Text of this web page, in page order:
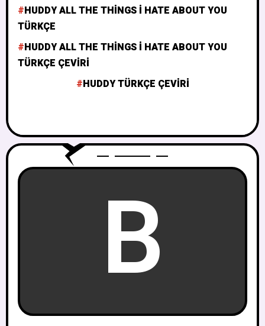
HUDDY ALL THE THINGS I HATE ABOUT YOU
TÜRKÇE
HUDDY ALL THE THINGS I HATE ABOUT YOU
TÜRKÇE ÇEVIRI
HUDDY TÜRKÇE ÇEVIRI
B